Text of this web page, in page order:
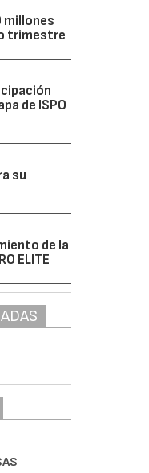
millones
trimestre
de ISPO
su
de la
ELITE